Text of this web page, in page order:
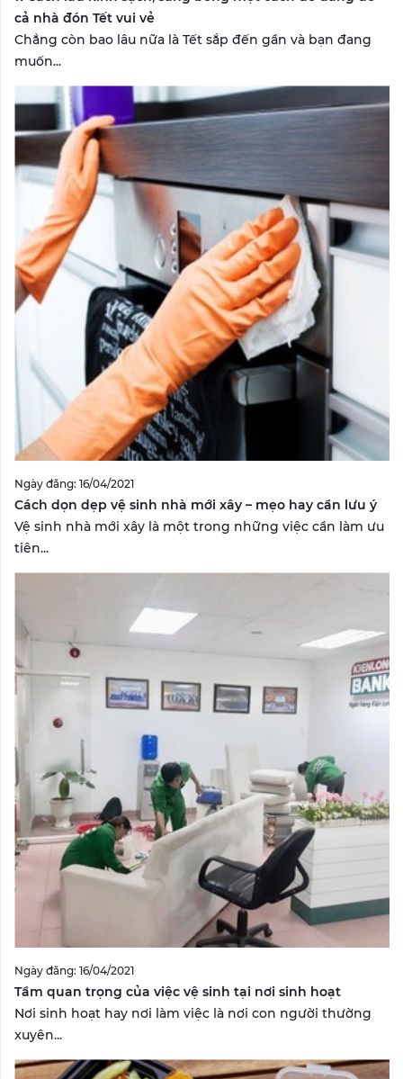
cả nhà đón Tết vui vẻ
Chẳng còn bao lâu nữa là Tết sắp đến gần và bạn đang
muốn...
Ngày đăng: 16/04/2021
Cách dọn dẹp vệ sinh nhà mới xây – mẹo hay cần lưu ý
Vệ sinh nhà mới xây là một trong những việc cần làm ưu
tiên...
Ngày đăng: 16/04/2021
Tầm quan trọng của việc vệ sinh tại nơi sinh hoạt
Nơi sinh hoạt hay nơi làm việc là nơi con người thường
xuyên...